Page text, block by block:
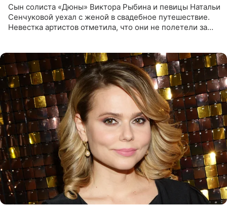
Сын солиста «Дюны» Виктора Рыбина и певицы Натальи
Сенчуковой уехал с женой в свадебное путешествие.
Невестка артистов отметила, что они не полетели за